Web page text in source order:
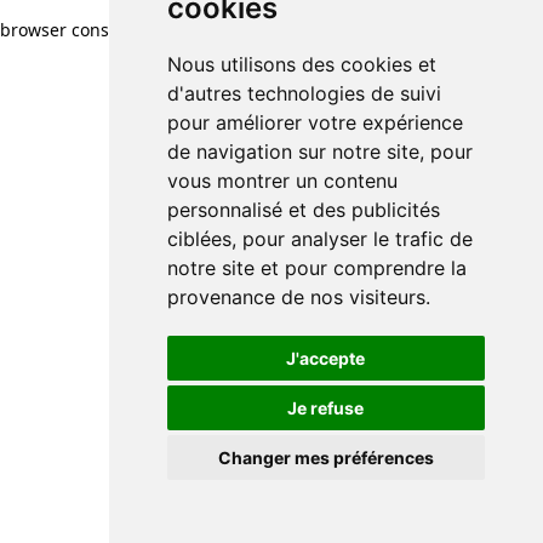
cookies
Nous utilisons des cookies et
d'autres technologies de suivi
pour améliorer votre expérience
de navigation sur notre site, pour
vous montrer un contenu
personnalisé et des publicités
ciblées, pour analyser le trafic de
notre site et pour comprendre la
provenance de nos visiteurs.
J'accepte
Je refuse
Changer mes préférences
browser console for more information)